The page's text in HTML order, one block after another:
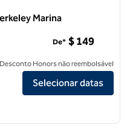
Marina
by Hilton Hotel Berkeley Marina
De* $ 149
Desconto Honors não reembolsável
Selecionar datas